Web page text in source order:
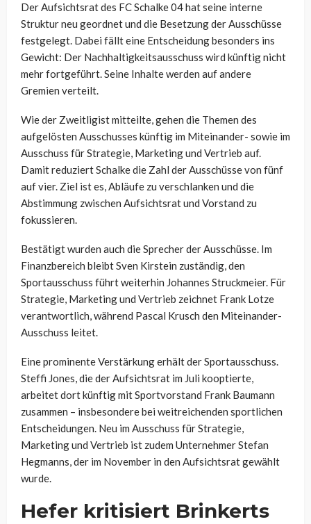
Der Aufsichtsrat des FC Schalke 04 hat seine interne
Struktur neu geordnet und die Besetzung der Ausschüsse
festgelegt. Dabei fällt eine Entscheidung besonders ins
Gewicht: Der Nachhaltigkeitsausschuss wird künftig nicht
mehr fortgeführt. Seine Inhalte werden auf andere
Gremien verteilt.
Wie der Zweitligist mitteilte, gehen die Themen des
aufgelösten Ausschusses künftig im Miteinander- sowie im
Ausschuss für Strategie, Marketing und Vertrieb auf.
Damit reduziert Schalke die Zahl der Ausschüsse von fünf
auf vier. Ziel ist es, Abläufe zu verschlanken und die
Abstimmung zwischen Aufsichtsrat und Vorstand zu
fokussieren.
Bestätigt wurden auch die Sprecher der Ausschüsse. Im
Finanzbereich bleibt Sven Kirstein zuständig, den
Sportausschuss führt weiterhin Johannes Struckmeier. Für
Strategie, Marketing und Vertrieb zeichnet Frank Lotze
verantwortlich, während Pascal Krusch den Miteinander-
Ausschuss leitet.
Eine prominente Verstärkung erhält der Sportausschuss.
Steffi Jones, die der Aufsichtsrat im Juli kooptierte,
arbeitet dort künftig mit Sportvorstand Frank Baumann
zusammen – insbesondere bei weitreichenden sportlichen
Entscheidungen. Neu im Ausschuss für Strategie,
Marketing und Vertrieb ist zudem Unternehmer Stefan
Hegmanns, der im November in den Aufsichtsrat gewählt
wurde.
Hefer kritisiert Brinkerts